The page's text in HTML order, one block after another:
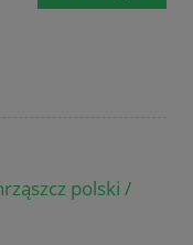
polski /